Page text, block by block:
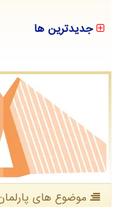
جدیدترین ها
موضوع های